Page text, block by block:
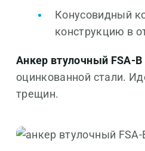
Конусовидный
конструкцию в
Анкер втулочный FSA-
оцинкованной стали.
трещин.